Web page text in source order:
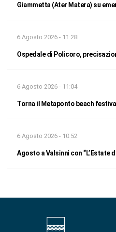
Giammetta (Ater Matera) su
6 Agosto 2026 - 11:28
Ospedale di Policoro,
6 Agosto 2026 - 11:04
Torna il Metaponto beach festival
6 Agosto 2026 - 10:52
Agosto a Valsinni con “L’Estate